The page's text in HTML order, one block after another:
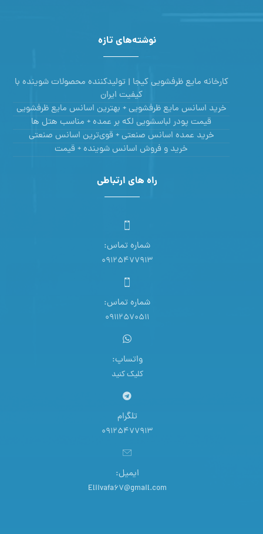
نوشته‌های تازه
کارخانه مایع ظرفشویی کیجا | تولیدکننده محصولات شوینده با
کیفیت ایران
خرید اسانس مایع ظرفشویی + بهترین اسانس مایع ظرفشویی
قیمت پودر لباسشویی لکه بر عمده + مناسب هتل ها
خرید عمده اسانس صنعتی + قوی‌ترین اسانس‌ صنعتی
خرید و فروش اسانس شوینده + قیمت
راه های ارتباطی
شماره تماس:
09125477913
شماره تماس:
09112570511
واتساپ:
کلیک کنید
تلگرام
09125477913
ایمیل:
Eliivafa67@gmail.com